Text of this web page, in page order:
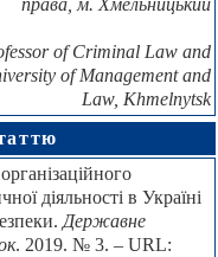
права, м. Хмельницький
of Criminal Law and
of Management and
Law, Khmelnytsk
діяльності в Україні
Державне
. 2019. № 3. – URL: